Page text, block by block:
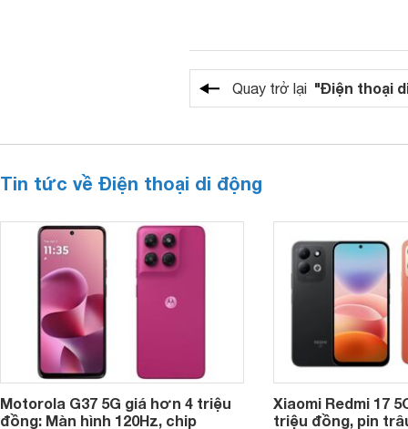
Quay trở lại "Điện thoại
Tin tức về Điện thoại di động
Motorola G37 5G giá hơn 4 triệu
đồng: Màn hình 120Hz, chip
Xiaomi Redmi 17
triệu đồng, pin